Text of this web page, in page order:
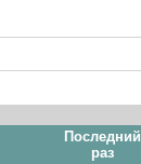
Последний
раз